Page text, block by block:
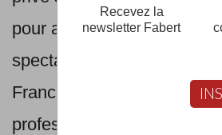
pour accéder aux métiers
spectacle vivant, réseau
France pour les
professionnels de
Recevez la
newsletter Fabert